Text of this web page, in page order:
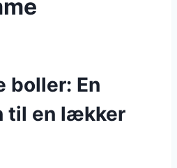
boller: En
til en lækker